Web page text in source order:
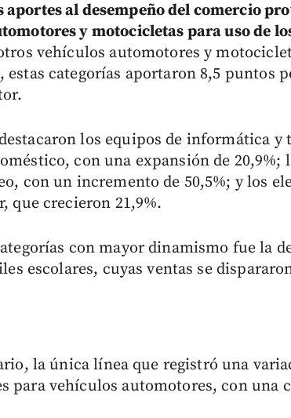
aportes al desempeño del comercio
y motocicletas para uso de
vehículos automotores y
estas categorías aportaron 8,5 puntos
los equipos de informática y
con una expansión de 20,9%;
con un incremento de 50,5%; y los
que crecieron 21,9%.
con mayor dinamismo fue la
escolares, cuyas ventas se
la única línea que registró una
para vehículos automotores, con una